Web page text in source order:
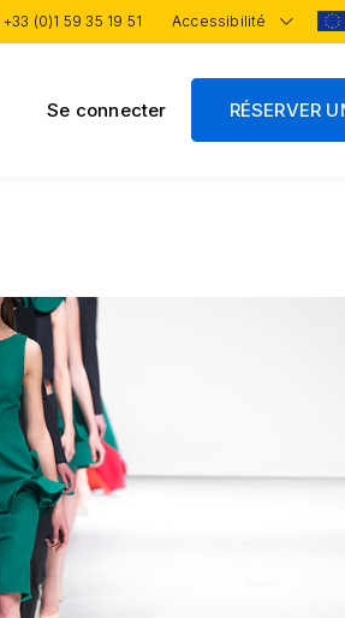
+33 (0)1 59 35 19 51 Accessibilité
Se connecter RÉSERVER